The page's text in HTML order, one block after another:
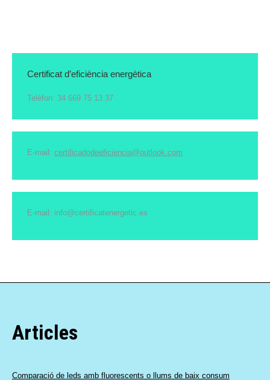
Certificat d’eficiència energètica
Telèfon: 34 669 75 13 37
E-mail: certificadodeeficiencia@outlook.com
E-mail: info@certificatenergetic.es
Articles
Comparació de leds amb fluorescents o llums de baix consum